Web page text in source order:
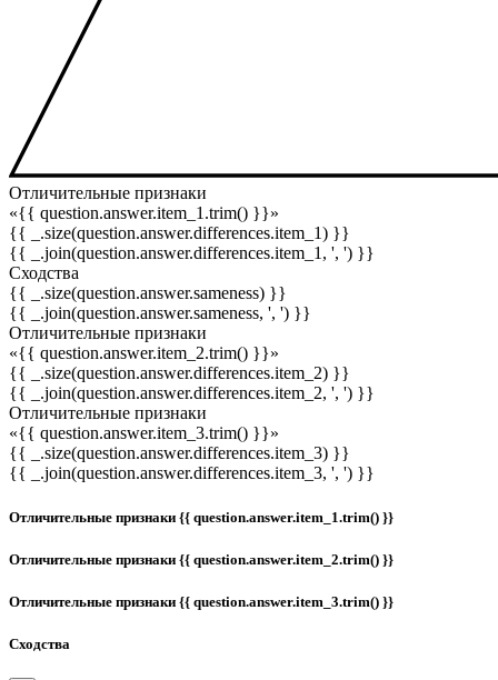
Отличительные признаки
«{{ question.answer.item_1.trim() }}»
{{ _.size(question.answer.differences.item_1) }}
{{ _.join(question.answer.differences.item_1, ', ') }}
Сходства
{{ _.size(question.answer.sameness) }}
{{ _.join(question.answer.sameness, ', ') }}
Отличительные признаки
«{{ question.answer.item_2.trim() }}»
{{ _.size(question.answer.differences.item_2) }}
{{ _.join(question.answer.differences.item_2, ', ') }}
Отличительные признаки
«{{ question.answer.item_3.trim() }}»
{{ _.size(question.answer.differences.item_3) }}
{{ _.join(question.answer.differences.item_3, ', ') }}
Отличительные признаки {{ question.answer.item_1.trim() }}
Отличительные признаки {{ question.answer.item_2.trim() }}
Отличительные признаки {{ question.answer.item_3.trim() }}
Сходства